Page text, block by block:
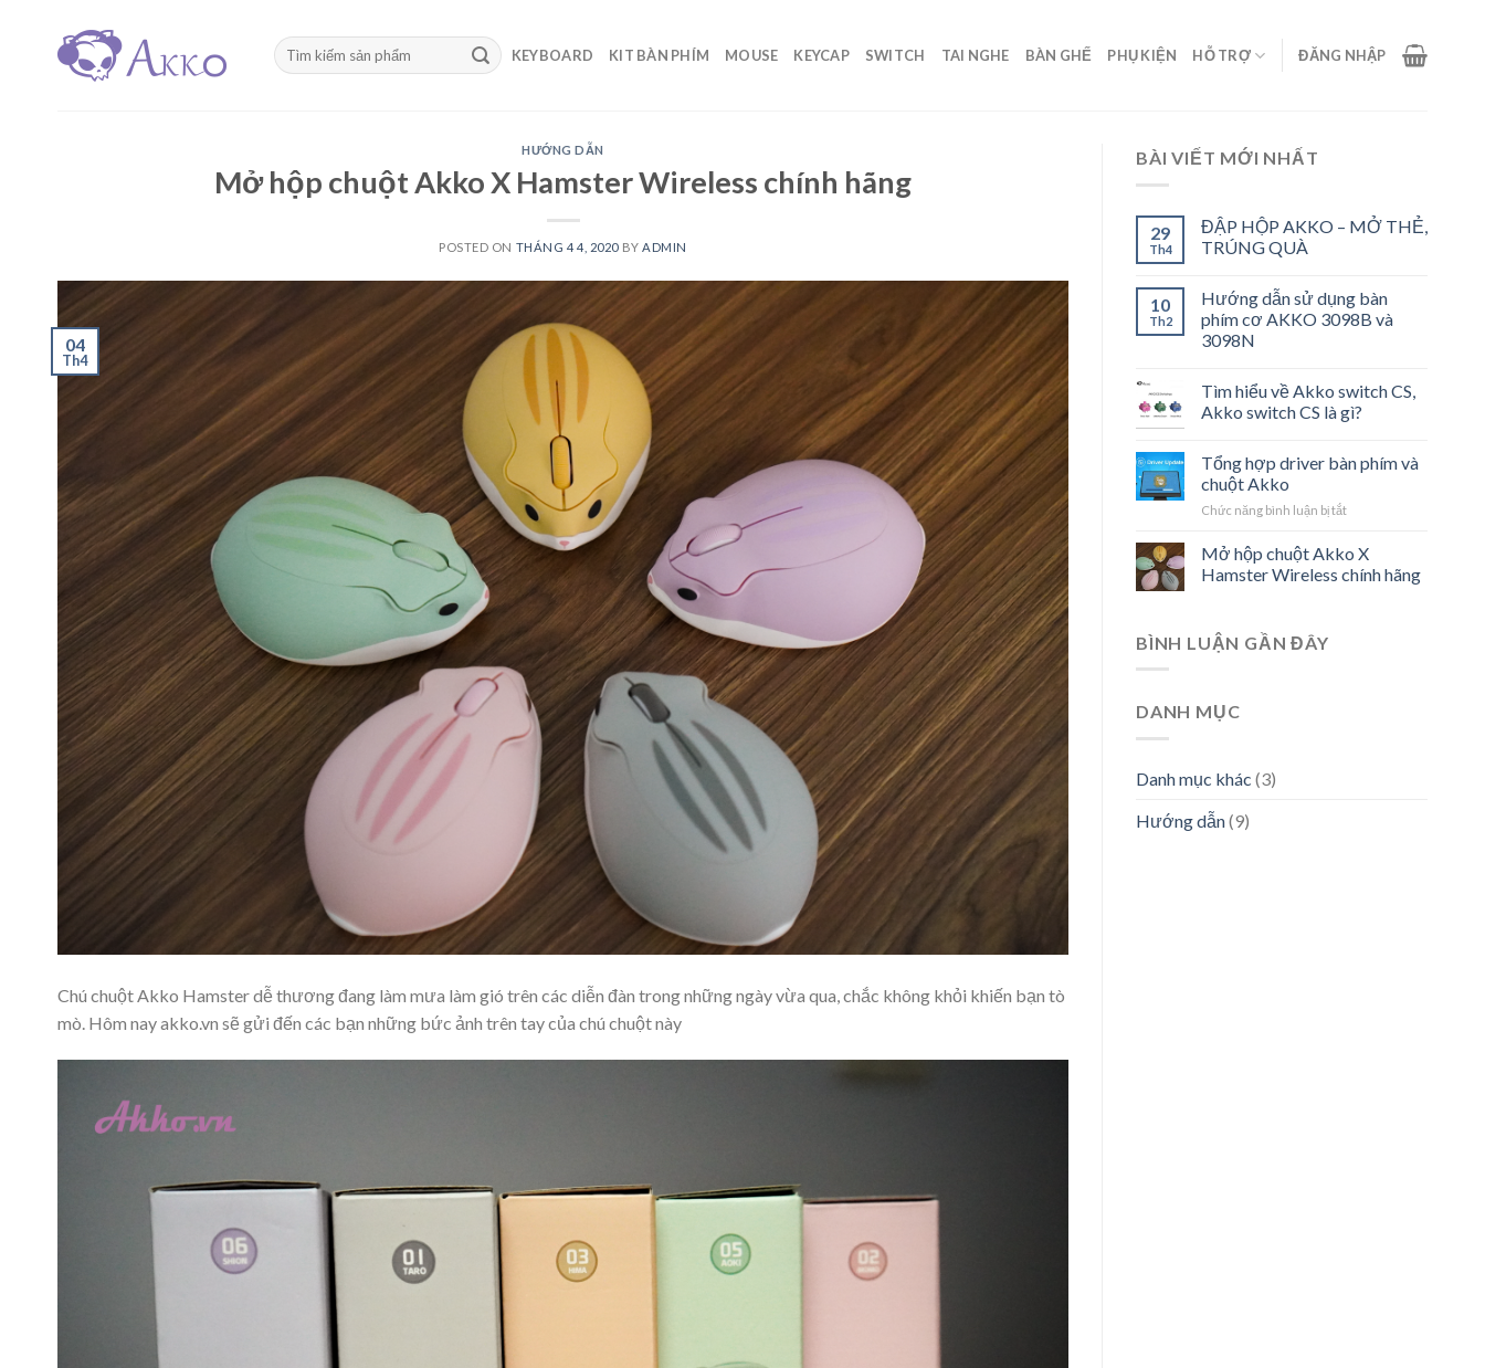
Tìm
kiếm:
KEYBOARD KIT BÀN PHÍM MOUSE KEYCAP SWITCH TAI NGHE BÀN GHẾ PHỤ KIỆN HỖ TRỢ ĐĂNG NHẬP
HƯỚNG DẪN
Mở hộp chuột Akko X Hamster Wireless chính hãng
POSTED ON THÁNG 4 4, 2020BY ADMIN
04
Th4
Chú chuột Akko Hamster dễ thương đang làm mưa làm gió trên các diễn đàn trong những ngày vừa qua, chắc không khỏi khiến bạn tò
mò. Hôm nay akko.vn sẽ gửi đến các bạn những bức ảnh trên tay của chú chuột này
BÀI VIẾT MỚI NHẤT
29
Th4
ĐẬP HỘP AKKO – MỞ THẺ,
TRÚNG QUÀ
10
Th2
Hướng dẫn sử dụng bàn
phím cơ AKKO 3098B và
3098N
Tìm hiểu về Akko switch CS,
Akko switch CS là gì?
Tổng hợp driver bàn phím và
chuột Akko
Chức năng bình luận bị tắtở
hợp
driver
bàn
Mở hộp chuột Akko X
Hamster Wireless chính hãng
BÌNH LUẬN GẦN ĐÂY
DANH MỤC
Danh mục khác (3)
Hướng dẫn(9)